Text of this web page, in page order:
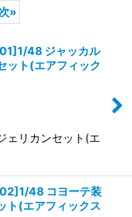
»
48 ジャッカル
ット(エアフィック
ェリカンセット(エ
48 コヨーテ装
ト(エアフィックス